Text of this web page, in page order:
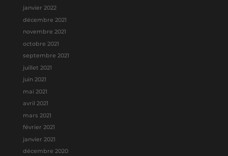
janvier 2022
décembre 2021
novembre 2021
octobre 2021
septembre 2021
juillet 2021
juin 2021
mai 2021
avril 2021
mars 2021
février 2021
janvier 2021
décembre 2020